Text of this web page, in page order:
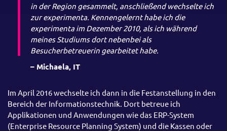
in der Region gesammelt, anschließend wechselte ich
zur experimenta. Kennengelernt habe ich die
experimenta im Dezember 2010, als ich während
meines Studiums dort nebenbei als
Besucherbetreuerin gearbeitet habe.
– Michaela, IT
Im April 2016 wechselte ich dann in die Festanstellung in den
Bereich der Informationstechnik. Dort betreue ich
Applikationen und Anwendungen wie das ERP-System
(Enterprise Resource Planning System) und die Kassen oder